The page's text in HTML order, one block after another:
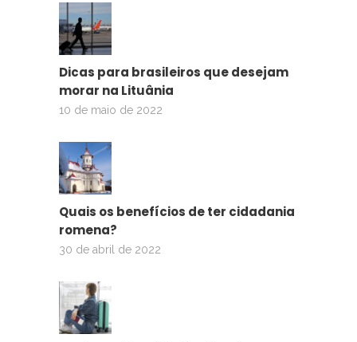
Dicas para brasileiros que desejam
morar na Lituânia
10 de maio de 2022
Quais os benefícios de ter cidadania
romena?
30 de abril de 2022